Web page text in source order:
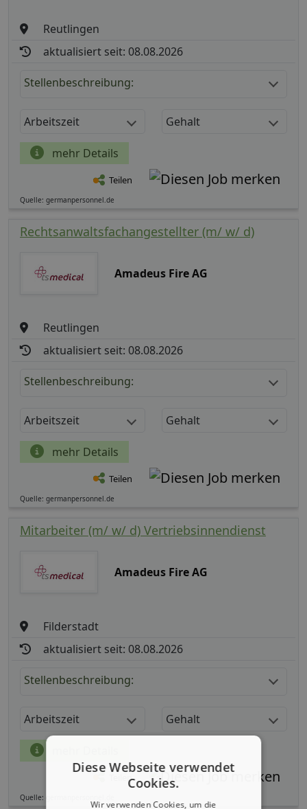
Reutlingen
aktualisiert seit: 08.08.2026
Stellenbeschreibung:
Arbeitszeit Gehalt
mehr Details
Teilen
Quelle: germanpersonnel.de
Rechtsanwaltsfachangestellter (m/ w/ d)
Amadeus Fire AG
Reutlingen
aktualisiert seit: 08.08.2026
Stellenbeschreibung:
Arbeitszeit Gehalt
mehr Details
Teilen
Quelle: germanpersonnel.de
Mitarbeiter (m/ w/ d) Vertriebsinnendienst
Amadeus Fire AG
Filderstadt
aktualisiert seit: 08.08.2026
Stellenbeschreibung:
Arbeitszeit Gehalt
Teilen
Quelle: germanpersonnel.de
Diese Webseite verwendet
Cookies.
Wir verwenden Cookies, um die